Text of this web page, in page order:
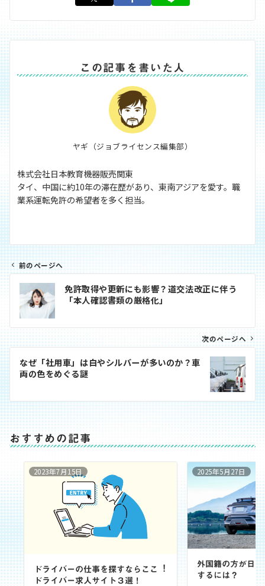
この記事を書いた人
ヤギ（ジョブライセンス編集部）
株式会社日本教育機器販売関東
タイ、中国に約10年の滞在歴があり、東南アジアを愛す。職
業系運転免許の希望者を多く担当。
ゲ
ョ
ン
前のページへ
免許取得や更新にも影響？道交法改正に伴う
「本人確認書類の厳格化」
次のページへ
なぜ「社用車」は白やシルバーが多いのか？車
両の色をめぐる謎
おすすめの記事
2023年7月15日
ドライバーの仕事を探すならここ︕
ドライバー求⼈サイト３選！
2025年5月27日
外国籍の方が日
するには？